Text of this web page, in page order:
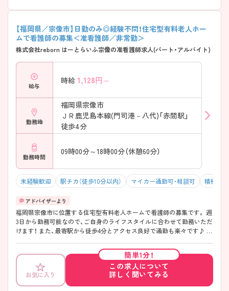
【福岡県／宗像市】日勤のみ◎経験不問！住宅型有料老人ホー
ムで看護師の募集＜准看護師／非常勤＞
株式会社reborn はーとらいふ宗像の准看護師求人(パート・アルバイト)
給与
時給 1,128円～
勤務地
福岡県宗像市
ＪＲ鹿児島本線(門司港－八代)「赤間駅」
徒歩4分
勤務時間
09時00分～18時00分（休憩60分）
未経験歓迎 駅チカ（徒歩10分以内） マイカー通勤可・相談可 積極採
福岡県宗像市に位置する住宅型有料老人ホームで看護師の募集です。 週
3日から勤務可能なので、ご自身のライフスタイルに合わせて勤務いただ
けます！ また、最寄駅から徒歩4分とアクセス良好で通勤も楽々です♪ ご
お気に入り
簡単1分！
この求人について
詳しく聞いてみる